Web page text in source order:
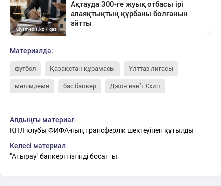
Материалда:
футбол Қазақстан құрамасы Ұлттар лигасы
мәлімдеме бас бапкер Джон ван’т Схип
Алдыңғы материал
ҚПЛ клубы ФИФА-ның трансферлік шектеуінен құтылды
Келесі материал
"Атырау" бапкері тізгінді босатты